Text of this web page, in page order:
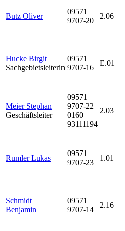
Butz Oliver
09571
9707-20
2.06
Hucke Birgit
Sachgebietsleiterin
09571
9707-16
E.01
Meier Stephan
Geschäftsleiter
09571
9707-22
0160
93111194
2.03
Rumler Lukas
09571
9707-23
1.01
Schmidt
Benjamin
09571
9707-14
2.16